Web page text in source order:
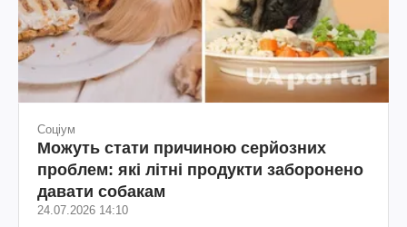
Соціум
Можуть стати причиною серйозних
проблем: які літні продукти заборонено
давати собакам
24.07.2026 14:10